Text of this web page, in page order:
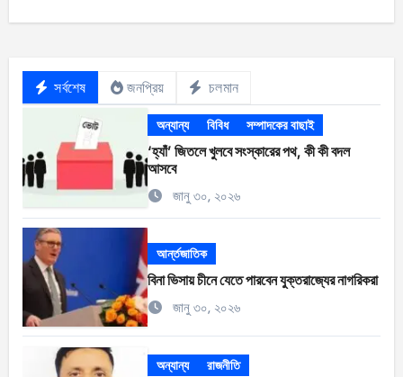
সর্বশেষ জনপ্রিয় চলমান
অন্যান্য বিবিধ সম্পাদকের বাছাই
‘হ্যাঁ’ জিতলে খুলবে সংস্কারের পথ, কী কী বদল
আসবে
জানু ৩০, ২০২৬
আর্ন্তজাতিক
বিনা ভিসায় চীনে যেতে পারবেন যুক্তরাজ্যের নাগরিকরা
জানু ৩০, ২০২৬
অন্যান্য রাজনীতি